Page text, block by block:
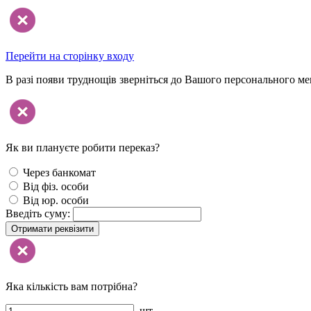
Перейти на сторінку входу
В разі появи труднощів зверніться до Вашого персонального
Як ви плануєте робити переказ?
Через банкомат
Від фіз. особи
Від юр. особи
Введіть суму:
Отримати реквізити
Яка кількість вам потрібна?